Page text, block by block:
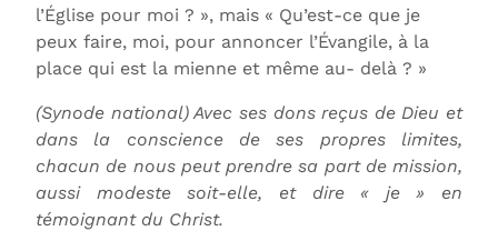
l’Église pour moi ? », mais « Qu’est-ce que je
peux faire, moi, pour annoncer l’Évangile, à la
place qui est la mienne et même au- delà ? »
(Synode national) Avec ses dons reçus de Dieu et
dans la conscience de ses propres limites,
chacun de nous peut prendre sa part de mission,
aussi modeste soit-elle, et dire « je » en
témoignant du Christ.